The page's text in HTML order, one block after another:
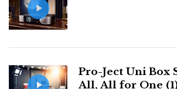
n
t
e
Pro-Ject Uni Box
All, All for One